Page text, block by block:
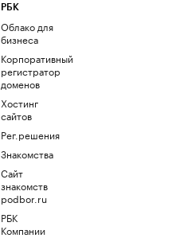
РБК
Облако для
бизнеса
Корпоративный
регистратор
доменов
Хостинг
сайтов
Рег.решения
Знакомства
Сайт
знакомств
podbor.ru
РБК
Компании